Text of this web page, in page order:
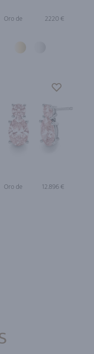
Oro de 2220 €
Oro de 12.896 €